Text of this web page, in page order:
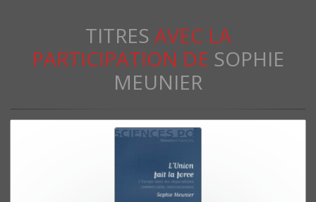
TITRES AVEC LA
PARTICIPATION DE SOPHIE
MEUNIER